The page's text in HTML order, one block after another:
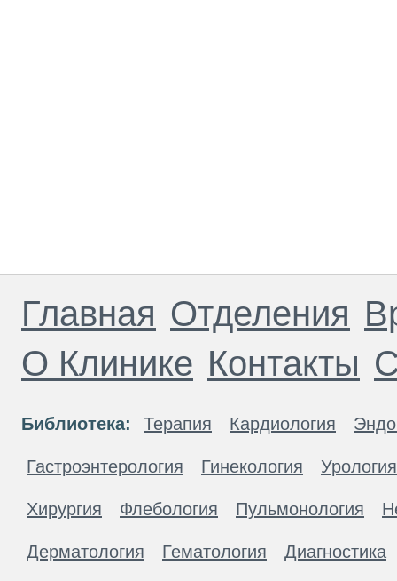
Главная Отделения
О Клинике Контакты
Библиотека: Терапия Кардиология
Гастроэнтерология Гинекология Урология
Хирургия Флебология Пульмонология
Дерматология Гематология Диагностика